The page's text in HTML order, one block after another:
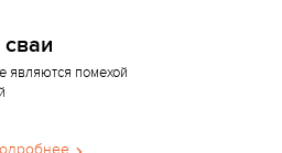
являются помехой